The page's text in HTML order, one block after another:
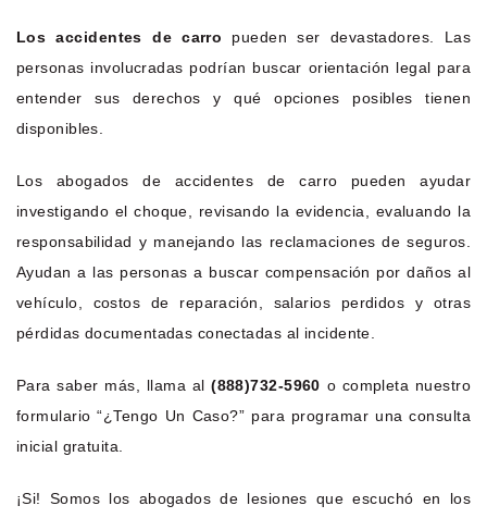
Los accidentes de carro pueden ser devastadores. Las
personas involucradas podrían buscar orientación legal para
entender sus derechos y qué opciones posibles tienen
disponibles.
Los abogados de accidentes de carro pueden ayudar
investigando el choque, revisando la evidencia, evaluando la
responsabilidad y manejando las reclamaciones de seguros.
Ayudan a las personas a buscar compensación por daños al
vehículo, costos de reparación, salarios perdidos y otras
pérdidas documentadas conectadas al incidente.
Para saber más, llama al(888)732-5960 o completa nuestro
formulario “¿Tengo Un Caso?” para programar una consulta
inicial gratuita.
¡Si! Somos los abogados de lesiones que escuchó en los